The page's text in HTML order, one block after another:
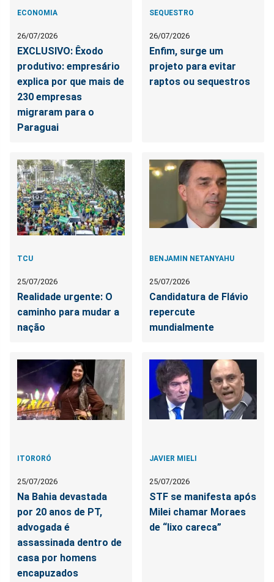
ECONOMIA
26/07/2026
EXCLUSIVO: Êxodo
produtivo: empresário
explica por que mais de
230 empresas
migraram para o
Paraguai
SEQUESTRO
26/07/2026
Enfim, surge um
projeto para evitar
raptos ou sequestros
TCU
25/07/2026
Realidade urgente: O
caminho para mudar a
nação
BENJAMIN NETANYAHU
25/07/2026
Candidatura de Flávio
repercute
mundialmente
ITORORÓ
25/07/2026
Na Bahia devastada
por 20 anos de PT,
advogada é
assassinada dentro de
casa por homens
encapuzados
JAVIER MIELI
25/07/2026
STF se manifesta após
Milei chamar Moraes
de “lixo careca”